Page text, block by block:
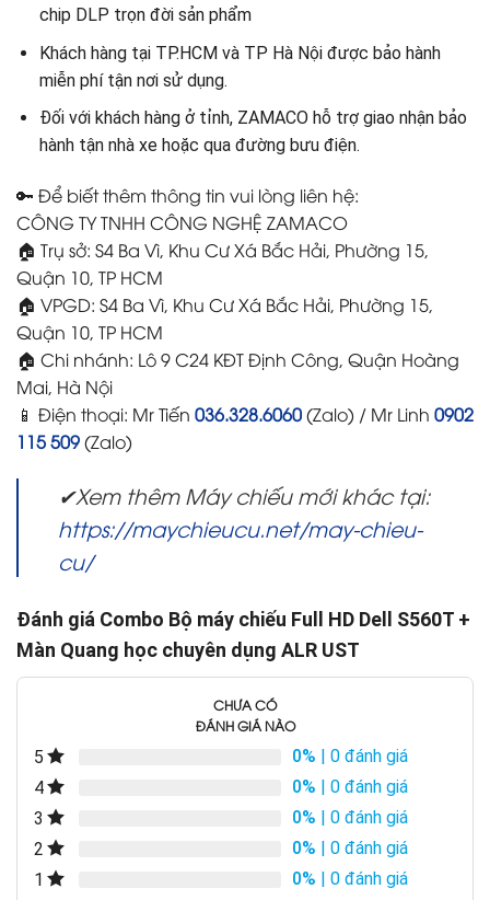
chip DLP trọn đời sản phẩm
Khách hàng tại TP.HCM và TP Hà Nội được bảo hành
miễn phí tận nơi sử dụng.
Đối với khách hàng ở tỉnh, ZAMACO hỗ trợ giao nhận bảo
hành tận nhà xe hoặc qua đường bưu điện.
🔑 Để biết thêm thông tin vui lòng liên hệ:
CÔNG TY TNHH CÔNG NGHỆ ZAMACO
🏠 Trụ sở: S4 Ba Vì, Khu Cư Xá Bắc Hải, Phường 15,
Quận 10, TP HCM
🏠 VPGD: S4 Ba Vì, Khu Cư Xá Bắc Hải, Phường 15,
Quận 10, TP HCM
🏠 Chi nhánh: Lô 9 C24 KĐT Định Công, Quận Hoàng
Mai, Hà Nội
📱 Điện thoại: Mr Tiến 036.328.6060(Zalo) / Mr Linh 0902
115 509(Zalo)
✔Xem thêm Máy chiếu mới khác tại:
https://maychieucu.net/may-chieu-
cu/
Đánh giá Combo Bộ máy chiếu Full HD Dell S560T +
Màn Quang học chuyên dụng ALR UST
CHƯA CÓ
ĐÁNH GIÁ NÀO
5 0% | 0 đánh giá
4
0% | 0 đánh giá
3
0% | 0 đánh giá
2
0% | 0 đánh giá
1
0% | 0 đánh giá